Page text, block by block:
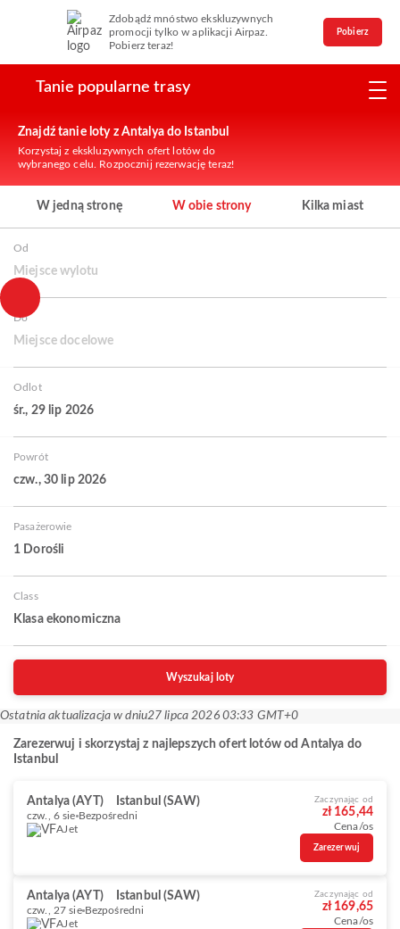
Zdobądź mnóstwo ekskluzywnych
promocji tylko w aplikacji Airpaz.
Pobierz teraz!
Pobierz
Tanie popularne trasy
Znajdź tanie loty z Antalya do Istanbul
Korzystaj z ekskluzywnych ofert lotów do
wybranego celu. Rozpocznij rezerwację teraz!
W jedną stronę W obie strony Kilka miast
Od
Miejsce wylotu
Do
Miejsce docelowe
Odlot
śr., 29 lip 2026
Powrót
czw., 30 lip 2026
Pasażerowie
1 Dorośli
Class
Klasa ekonomiczna
Wyszukaj loty
Ostatnia aktualizacja w dniu27 lipca 2026 03:33 GMT+0
Zarezerwuj i skorzystaj z najlepszych ofert lotów od Antalya do
Istanbul
Antalya (AYT) Istanbul (SAW)
czw., 6 sie Bezpośredni
AJet
Zaczynając od
zł 165,44
Cena/os
Zarezerwuj
Antalya (AYT) Istanbul (SAW)
czw., 27 sie Bezpośredni
AJet
Zaczynając od
zł 169,65
Cena/os